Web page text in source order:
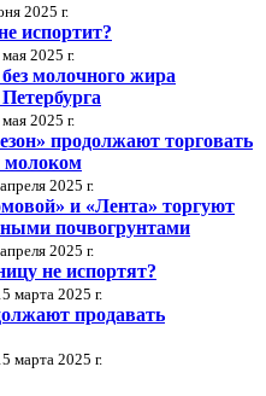
2025 г.
испортит?
2025 г.
молочного жира
2025 г.
продолжают торговать
2025 г.
и «Лента» торгуют
почвогрунтами
2025 г.
не испортят?
марта 2025 г.
продавать
марта 2025 г.